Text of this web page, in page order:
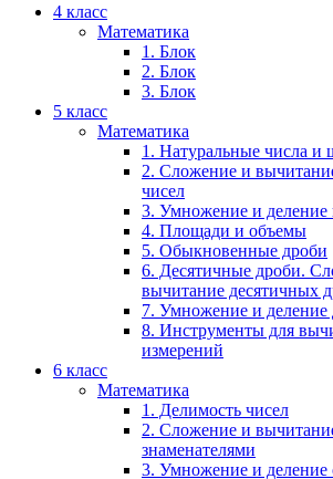
4 класс
Математика
1. Блок
2. Блок
3. Блок
5 класс
Математика
1. Натуральные числа и
2. Сложение и
чисел
3. Умножение и деление
4. Площади и объемы
5. Обыкновенные дроби
6. Десятичные дроби.
вычитание десятичных
7. Умножение и деление
8. Инструменты для
измерений
6 класс
Математика
1. Делимость чисел
2. Сложение и
знаменателями
3. Умножение и